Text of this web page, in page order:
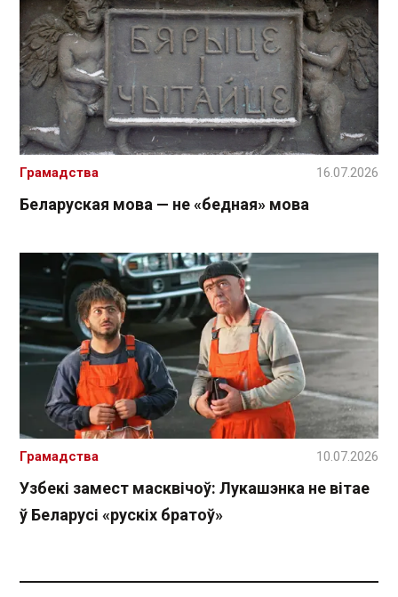
Беларуская мова — не «бедная» мова
Грамадства 16.07.2026
Узбекі замест масквічоў: Лукашэнка не вітае
ў Беларусі «рускіх братоў»
Грамадства 10.07.2026